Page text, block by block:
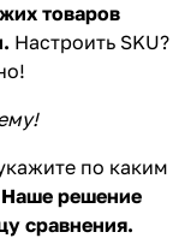
товаров
Настроить SKU?
по каким
Наше решение
сравнения.